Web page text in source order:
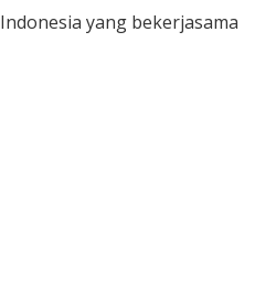
yang bekerjasama